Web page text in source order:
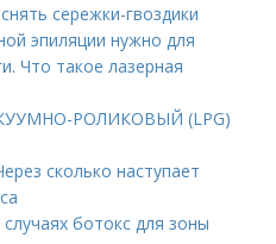
сережки-гвоздики
эпиляции нужно для
Что такое лазерная
РОЛИКОВЫЙ (LPG)
сколько наступает
ботокс для зоны